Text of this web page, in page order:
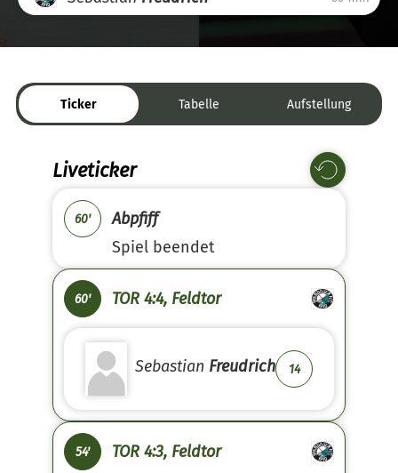
Ticker Tabelle Aufstellung
Liveticker
60'
Abpfiff
Spiel beendet
60' TOR 4:4, Feldtor
Sebastian Freudrich 14
54' TOR 4:3, Feldtor